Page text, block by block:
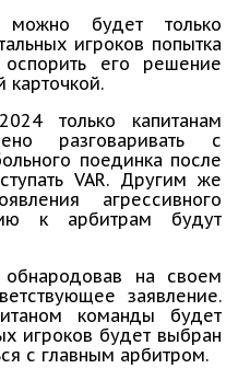
будет только
игроков попытка
его решение
карточкой.
только капитанам
разговаривать с
поединка после
VAR. Другим же
агрессивного
к арбитрам будут
на своем
заявление.
команды будет
игроков будет выбран
с главным арбитром.